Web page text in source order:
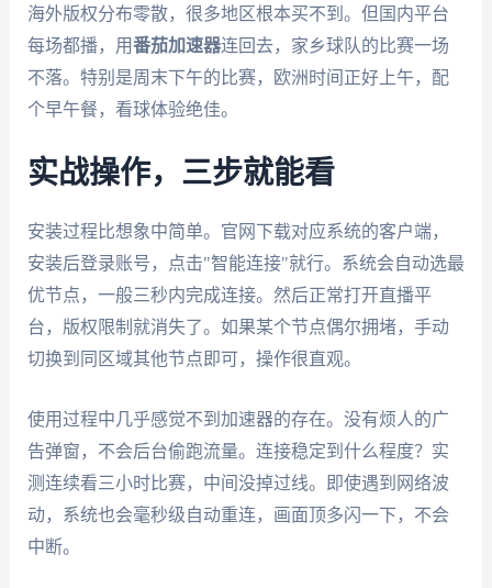
海外版权分布零散，很多地区根本买不到。但国内平台
每场都播，用番茄加速器连回去，家乡球队的比赛一场
不落。特别是周末下午的比赛，欧洲时间正好上午，配
个早午餐，看球体验绝佳。
实战操作，三步就能看
安装过程比想象中简单。官网下载对应系统的客户端，
安装后登录账号，点击"智能连接"就行。系统会自动选最
优节点，一般三秒内完成连接。然后正常打开直播平
台，版权限制就消失了。如果某个节点偶尔拥堵，手动
切换到同区域其他节点即可，操作很直观。
使用过程中几乎感觉不到加速器的存在。没有烦人的广
告弹窗，不会后台偷跑流量。连接稳定到什么程度？实
测连续看三小时比赛，中间没掉过线。即使遇到网络波
动，系统也会毫秒级自动重连，画面顶多闪一下，不会
中断。